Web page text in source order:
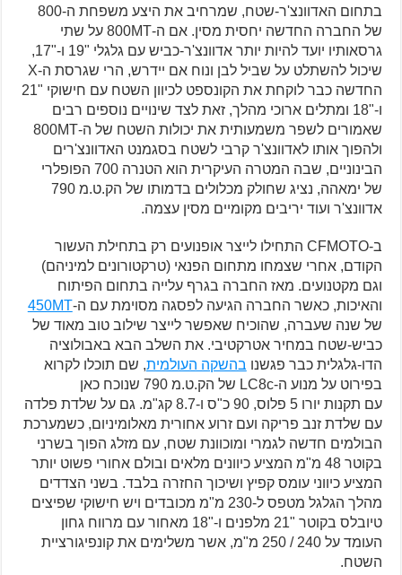
בתחום האדוונצ'ר-שטח, שמרחיב את היצע משפחת ה-800
של החברה החדשה יחסית מסין. אם ה-800MT על שתי
גרסאותיו יועד להיות יותר אדוונצ'ר-כביש עם גלגלי "19 ו-"17,
שיכול להשתלט על שביל לבן ונוח אם יידרש, הרי שגרסת ה-X
החדשה כבר לוקחת את הקונספט לכיוון השטח עם חישוקי "21
ו-"18 ומתלים ארוכי מהלך, זאת לצד שינויים נוספים רבים
שאמורים לשפר משמעותית את יכולות השטח של ה-800MT
ולהפוך אותו לאדוונצ'ר קרבי לשטח בסגמנט האדוונצ'רים
הבינוניים, שבה המטרה העיקרית הוא הטנרה 700 הפופלרי
של ימאהה, נציג שחולק מכלולים בדמותו של הק.ט.מ 790
אדוונצ'ר ועוד יריבים מקומיים מסין עצמה.
ב-CFMOTO התחילו לייצר אופנועים רק בתחילת העשור
הקודם, אחרי שצמחו מתחום הפנאי (טרקטורונים למיניהם)
וגם מקטנועים. מאז החברה בגרף עלייה בתחום הפיתוח
והאיכות, כאשר החברה הגיעה לפסגה מסוימת עם ה-450MT
של שנה שעברה, שהוכיח שאפשר לייצר שילוב טוב מאוד של
כביש-שטח במחיר אטרקטיבי. את השלב הבא באבולוציה
הדו-גלגלית כבר פגשנו בהשקה העולמית, שם תוכלו לקרוא
בפירוט על מנוע ה-LC8c של הק.ט.מ 790 שנוכח כאן
עם תקנות יורו 5 פלוס, 90 כ"ס ו-8.7 קג"מ. גם על שלדת פלדה
עם שלדת זנב פריקה ועם זרוע אחורית מאלומיניום, כשמערכת
הבולמים חדשה לגמרי ומוכוונת שטח, עם מזלג הפוך בשרני
בקוטר 48 מ"מ המציע כיוונים מלאים ובולם אחורי פשוט יותר
המציע כיווני עומס קפיץ ושיכוך החזרה בלבד. בשני הצדדים
מהלך הגלגל מטפס ל-230 מ"מ מכובדים ויש חישוקי שפיצים
טיובלס בקוטר "21 מלפנים ו-"18 מאחור עם מרווח גחון
העומד על 240 / 250 מ"מ, אשר משלימים את קונפיגורציית
השטח.